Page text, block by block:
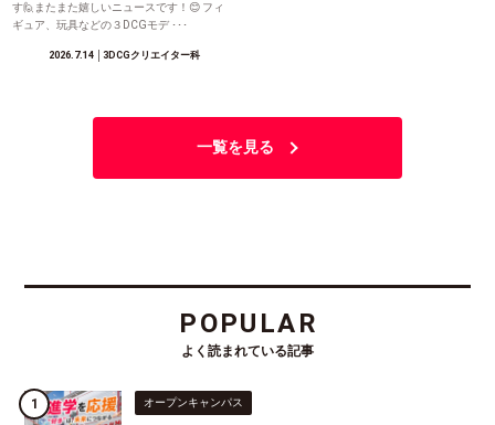
す🙋またまた嬉しいニュースです！😊 フィ
ギュア、玩具などの３DCGモデ ･･･
2026.7.14│3DCGクリエイター科
一覧を見る
POPULAR
よく読まれている記事
オープンキャンパス